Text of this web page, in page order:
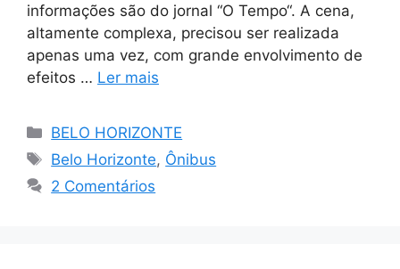
informações são do jornal “O Tempo“. A cena,
altamente complexa, precisou ser realizada
apenas uma vez, com grande envolvimento de
efeitos … Ler mais
Categorias
BELO HORIZONTE
Tags
Belo Horizonte, Ônibus
2 Comentários